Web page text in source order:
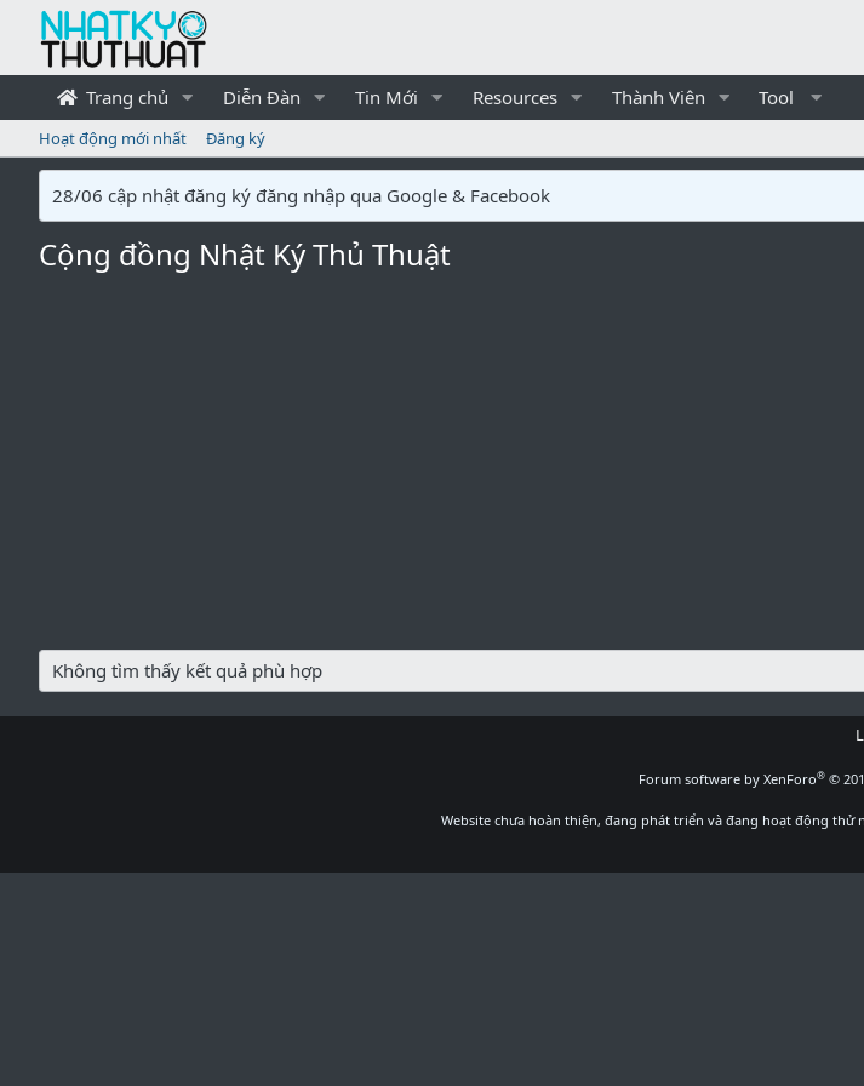
Trang chủ Diễn Đàn Tin Mới Resources Thành Viên Tool
Hoạt động mới nhất Đăng ký
28/06 cập nhật đăng ký đăng nhập qua Google & Facebook
Cộng đồng Nhật Ký Thủ Thuật
Không tìm thấy kết quả phù hợp
Forum software by XenForo® ©
Website chưa hoàn thiện, đang phát triển và đang hoạt động thử